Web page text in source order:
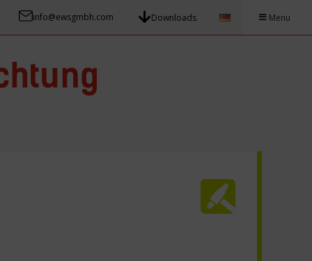
info@ewsgmbh.com Downloads Menu